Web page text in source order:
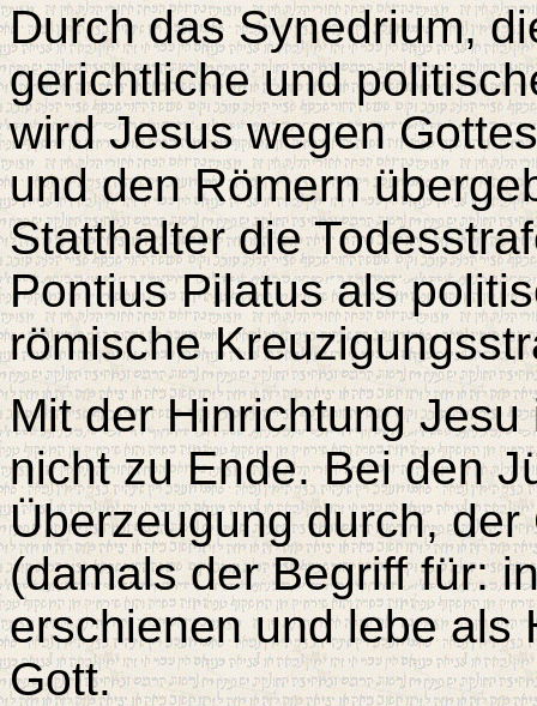
Durch das Synedrium,
gerichtliche und
wird Jesus wegen
und den Römern
Statthalter die
Pontius Pilatus als
römische
Mit der Hinrichtung
nicht zu Ende. Bei den
Überzeugung durch,
(damals der Begriff für:
erschienen und lebe als
Gott.